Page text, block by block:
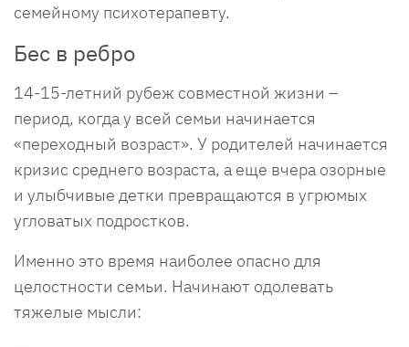
семейному психотерапевту.
Бес в ребро
14-15-летний рубеж совместной жизни –
период, когда у всей семьи начинается
«переходный возраст». У родителей начинается
кризис среднего возраста, а еще вчера озорные
и улыбчивые детки превращаются в угрюмых
угловатых подростков.
Именно это время наиболее опасно для
целостности семьи. Начинают одолевать
тяжелые мысли: